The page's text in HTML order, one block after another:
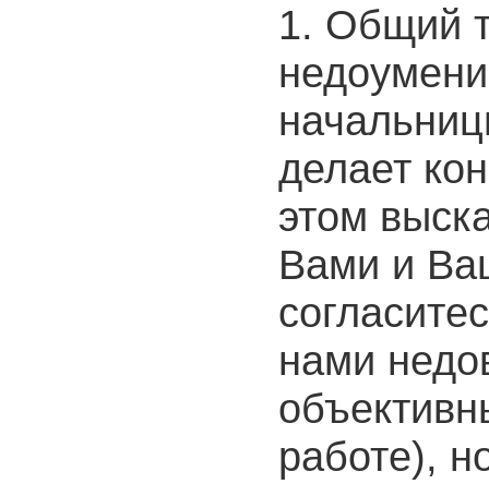
1. Общий
делает
этом
Вами и
нами
работе),